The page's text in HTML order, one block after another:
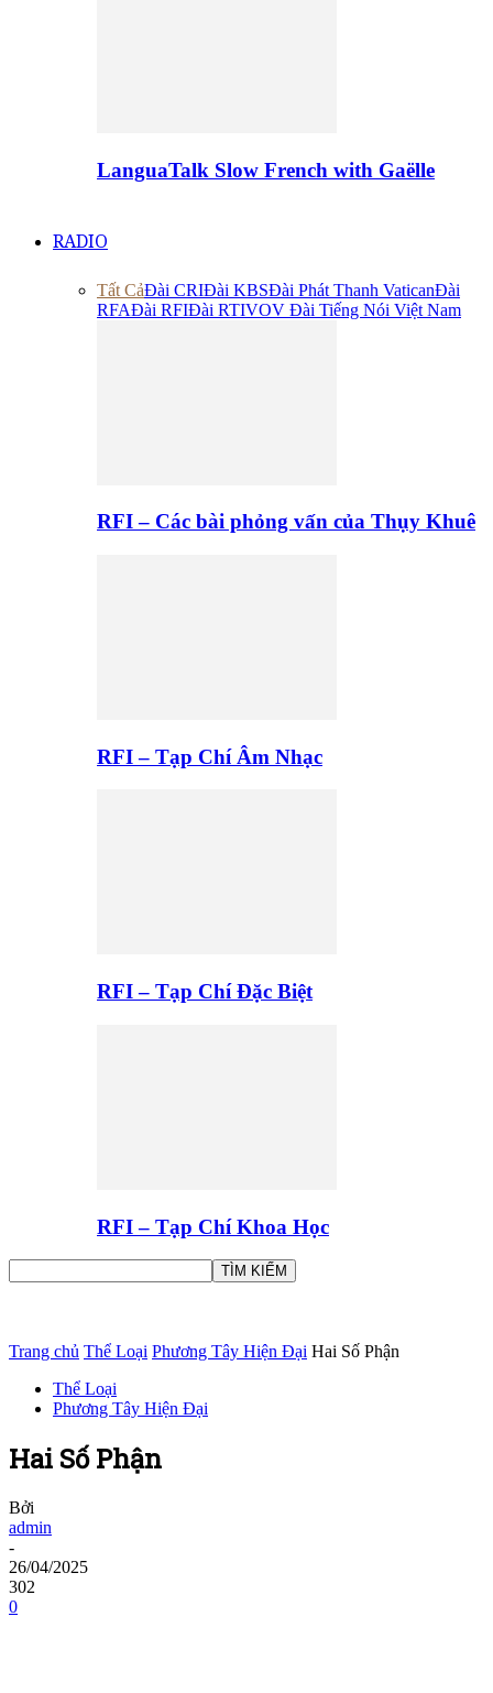
LanguaTalk Slow French with Gaëlle
RADIO
Tất CảĐài CRIĐài KBSĐài Phát Thanh VaticanĐài
RFAĐài RFIĐài RTIVOV Đài Tiếng Nói Việt Nam
RFI – Các bài phỏng vấn của Thụy Khuê
RFI – Tạp Chí Âm Nhạc
RFI – Tạp Chí Đặc Biệt
RFI – Tạp Chí Khoa Học
Trang chủ Thể Loại Phương Tây Hiện Đại Hai Số Phận
Thể Loại
Phương Tây Hiện Đại
Hai Số Phận
Bởi
admin
-
26/04/2025
302
0